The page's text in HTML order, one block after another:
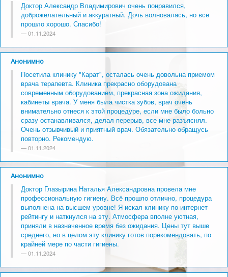
Доктор Александр Владимирович очень понравился,
доброжелательный и аккуратный. Дочь волновалась, но все
прошло хорошо. Спасибо!
01.11.2024
Анонимно
Посетила клинику "Карат", осталась очень довольна приемом
врача терапевта. Клиника прекрасно оборудована
современным оборудованием, прекрасная зона ожидания,
кабинеты врача. У меня была чистка зубов, врач очень
внимательно отнеся к этой процедуре, если мне было больно
сразу останавливался, делал перерыв, все мне разъяснял.
Очень отзывчивый и приятный врач. Обязательно обращусь
повторно. Рекомендую.
01.11.2024
Анонимно
Доктор Глазырина Наталья Александровна провела мне
профессиональную гигиену. Всё прошло отлично, процедура
выполнена на высшем уровне! Я искал клинику по интернет-
рейтингу и наткнулся на эту. Атмосфера вполне уютная,
приняли в назначенное время без ожидания. Цены тут выше
среднего, но в целом эту клинику готов порекомендовать, по
крайней мере по части гигиены.
01.11.2024